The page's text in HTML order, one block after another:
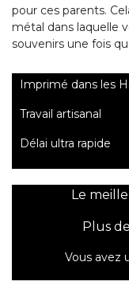
pour ces parents.
métal dans laquelle
souvenirs une fois
Imprimé dans les
Travail artisanal
Délai ultra rapide
Le
Plus
Vous avez